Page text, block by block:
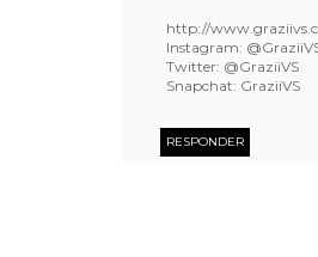
http://
Instagram:
Twitter: @GraziiVS
Snapchat: GraziiVS
RESPONDER